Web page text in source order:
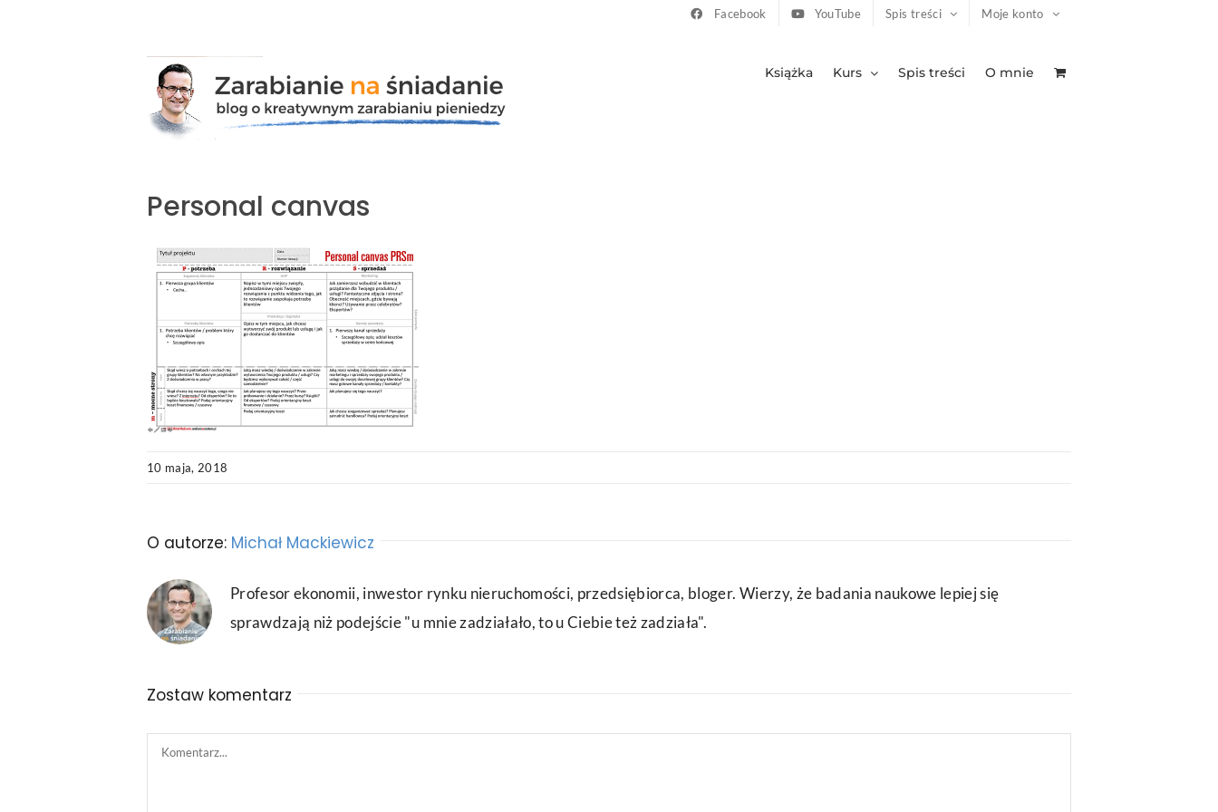
Facebook YouTube Spis treści Moje konto
Książka Kurs Spis treści O mnie
Personal canvas
10 maja, 2018
O autorze: Michał Mackiewicz
Profesor ekonomii, inwestor rynku nieruchomości, przedsiębiorca, bloger. Wierzy, że badania naukowe lepiej się
sprawdzają niż podejście "u mnie zadziałało, to u Ciebie też zadziała".
Zostaw komentarz
Comment